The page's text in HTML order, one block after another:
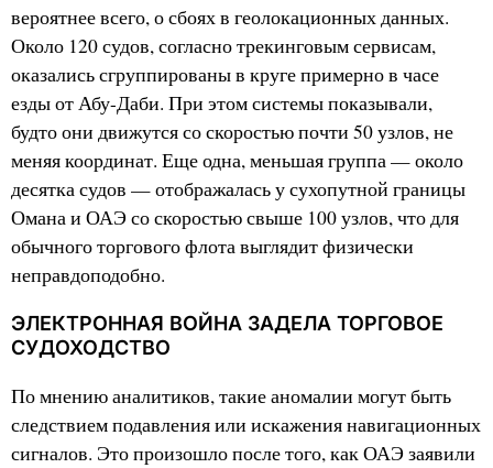
вероятнее всего, о сбоях в геолокационных данных.
Около 120 судов, согласно трекинговым сервисам,
оказались сгруппированы в круге примерно в часе
езды от Абу-Даби. При этом системы показывали,
будто они движутся со скоростью почти 50 узлов, не
меняя координат. Еще одна, меньшая группа — около
десятка судов — отображалась у сухопутной границы
Омана и ОАЭ со скоростью свыше 100 узлов, что для
обычного торгового флота выглядит физически
неправдоподобно.
ЭЛЕКТРОННАЯ ВОЙНА ЗАДЕЛА ТОРГОВОЕ
СУДОХОДСТВО
По мнению аналитиков, такие аномалии могут быть
следствием подавления или искажения навигационных
сигналов. Это произошло после того, как ОАЭ заявили